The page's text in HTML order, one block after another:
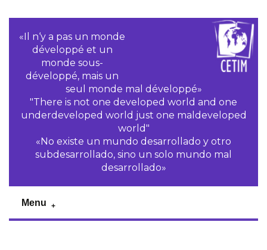
«Il n‘y a pas un monde
développé et un
monde sous-
développé, mais un
seul monde mal développé»
"There is not one developed world and one
underdeveloped world just one maldeveloped
world"
«No existe un mundo desarrollado y otro
subdesarrollado, sino un solo mundo mal
desarrollado»
Menu